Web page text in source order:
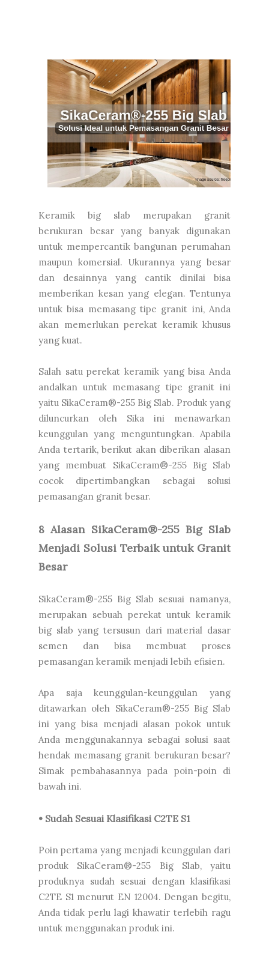
Keramik big slab merupakan granit
berukuran besar yang banyak digunakan
untuk mempercantik bangunan perumahan
maupun komersial. Ukurannya yang besar
dan desainnya yang cantik dinilai bisa
memberikan kesan yang elegan. Tentunya
untuk bisa memasang tipe granit ini, Anda
akan memerlukan perekat keramik khusus
yang kuat.
Salah satu perekat keramik yang bisa Anda
andalkan untuk memasang tipe granit ini
yaitu SikaCeram®-255 Big Slab. Produk yang
diluncurkan oleh Sika ini menawarkan
keunggulan yang menguntungkan. Apabila
Anda tertarik, berikut akan diberikan alasan
yang membuat SikaCeram®-255 Big Slab
cocok dipertimbangkan sebagai solusi
pemasangan granit besar.
8 Alasan SikaCeram®-255 Big Slab
Menjadi Solusi Terbaik untuk Granit
Besar
SikaCeram®-255 Big Slab sesuai namanya,
merupakan sebuah perekat untuk keramik
big slab yang tersusun dari material dasar
semen dan bisa membuat proses
pemasangan keramik menjadi lebih efisien.
Apa saja keunggulan-keunggulan yang
ditawarkan oleh SikaCeram®-255 Big Slab
ini yang bisa menjadi alasan pokok untuk
Anda menggunakannya sebagai solusi saat
hendak memasang granit berukuran besar?
Simak pembahasannya pada poin-poin di
bawah ini.
• Sudah Sesuai Klasifikasi C2TE S1
Poin pertama yang menjadi keunggulan dari
produk SikaCeram®-255 Big Slab, yaitu
produknya sudah sesuai dengan klasifikasi
C2TE S1 menurut EN 12004. Dengan begitu,
Anda tidak perlu lagi khawatir terlebih ragu
untuk menggunakan produk ini.